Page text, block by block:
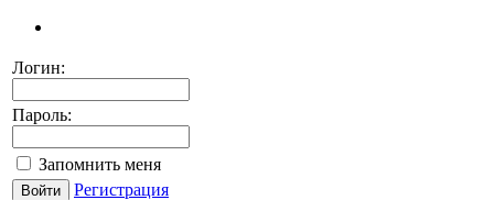
Логин:
Пароль:
Запомнить меня
Регистрация